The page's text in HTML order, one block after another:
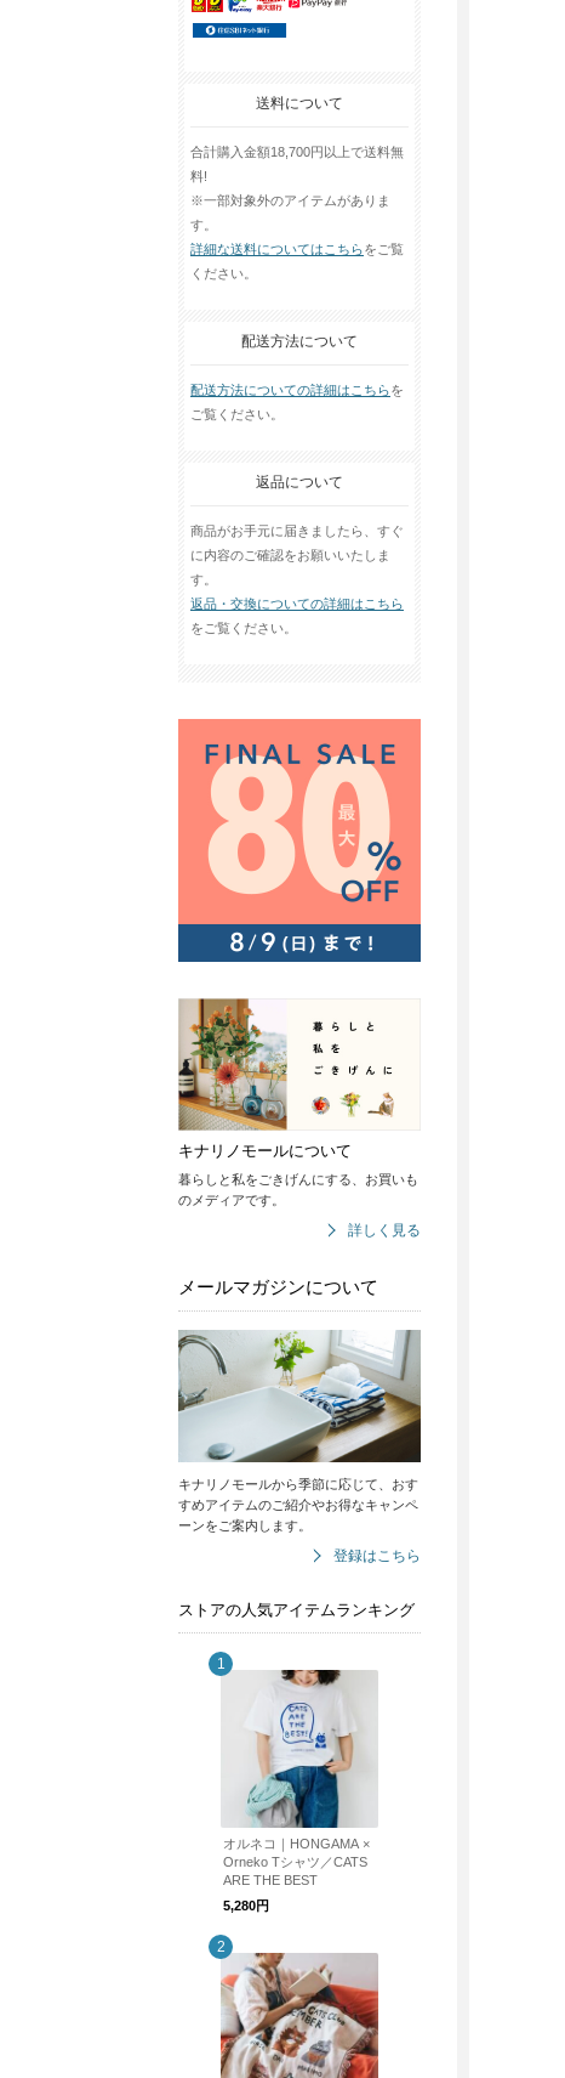
送料について
合計購入金額18,700円以上で送料無
料!
※一部対象外のアイテムがありま
す。
詳細な送料についてはこちらをご覧
ください。
配送方法について
配送方法についての詳細はこちらを
ご覧ください。
返品について
商品がお手元に届きましたら、すぐ
に内容のご確認をお願いいたしま
す。
返品・交換についての詳細はこちら
をご覧ください。
キナリノモールについて
暮らしと私をごきげんにする、お買いも
のメディアです。
詳しく見る
メールマガジンについて
キナリノモールから季節に応じて、おす
すめアイテムのご紹介やお得なキャンペ
ーンをご案内します。
登録はこちら
ストアの人気アイテムランキング
オルネコ｜HONGAMA ×
Orneko Tシャツ／CATS
ARE THE BEST
5,280円